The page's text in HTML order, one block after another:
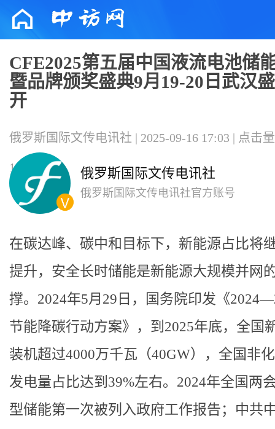
CFE2025第五届中国液流电池储
暨品牌颁奖盛典9月19-20日武汉
开
俄罗斯国际文传电讯社 | 2025-09-16 17:03 | 点击
130300 俄罗斯国际文传电讯社
俄罗斯国际文传电讯社官方账号
在碳达峰、碳中和目标下，新能源占比将
提升，安全长时储能是新能源大规模并网
撑。2024年5月29日，国务院印发《
节能降碳行动方案》，到2025年底，全国
装机超过4000万千瓦（40GW），全国非
发电量占比达到39%左右。2024年全国两
型储能第一次被列入政府工作报告；中共